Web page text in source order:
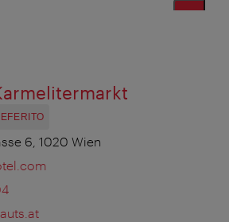
6, 1020 Wien